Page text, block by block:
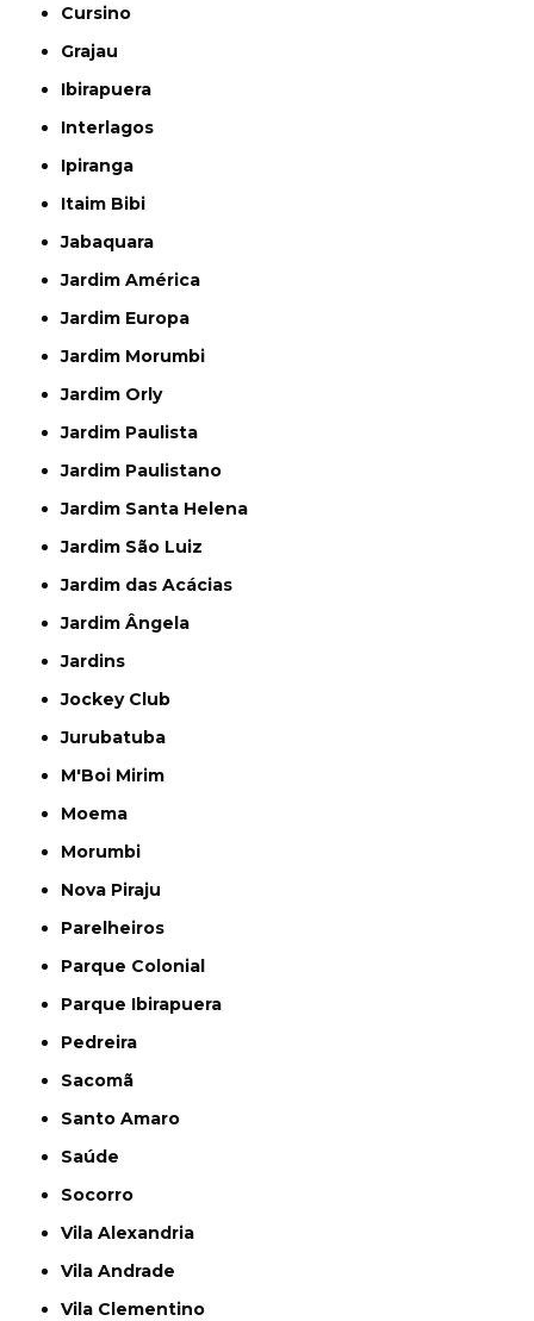
Cursino
Grajau
Ibirapuera
Interlagos
Ipiranga
Itaim Bibi
Jabaquara
Jardim América
Jardim Europa
Jardim Morumbi
Jardim Orly
Jardim Paulista
Jardim Paulistano
Jardim Santa Helena
Jardim São Luiz
Jardim das Acácias
Jardim Ângela
Jardins
Jockey Club
Jurubatuba
M'Boi Mirim
Moema
Morumbi
Nova Piraju
Parelheiros
Parque Colonial
Parque Ibirapuera
Pedreira
Sacomã
Santo Amaro
Saúde
Socorro
Vila Alexandria
Vila Andrade
Vila Clementino